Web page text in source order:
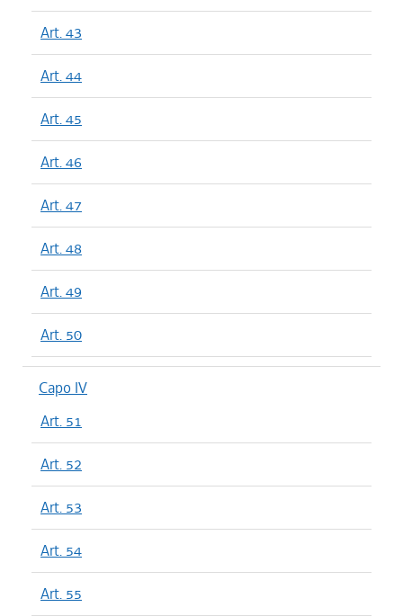
Art. 43
Art. 44
Art. 45
Art. 46
Art. 47
Art. 48
Art. 49
Art. 50
Capo IV
Art. 51
Art. 52
Art. 53
Art. 54
Art. 55